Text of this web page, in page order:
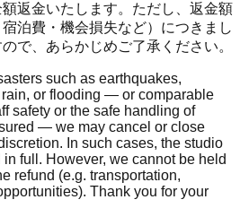
返金いたします。ただし、返金額
泊費・機会損失など）につきまし
で、あらかじめご了承ください。
such as earthquakes,
or flooding — or comparable
safety or the safe handling of
— we may cancel or close
In such cases, the studio
full. However, we cannot be held
refund (e.g. transportation,
Thank you for your